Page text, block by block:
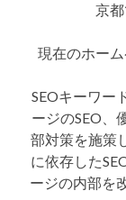
京
現在のホー
SEOキーワー
ージのSEO、
部対策を施策
に依存した
ージの内部を